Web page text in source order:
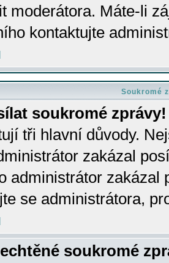
moderátora. Máte-li
kontaktujte
Soukromé
soukromé zprávy!
tři hlavní důvody.
zakázal
administrátor zakázal
se administrátora,
soukromé